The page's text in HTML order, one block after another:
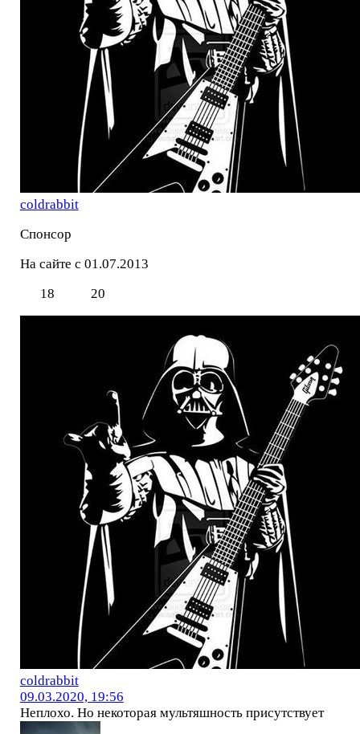
coldrabbit
Спонсор
На сайте с 01.07.2013
18
20
coldrabbit
09.03.2020, 19:56
Неплохо. Но некоторая мультяшность присутствует